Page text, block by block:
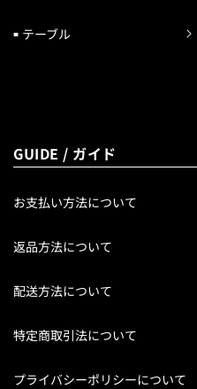
テーブル
GUIDE / ガイド
お支払い方法について
返品方法について
配送方法について
特定商取引法について
プライバシーポリシーについて